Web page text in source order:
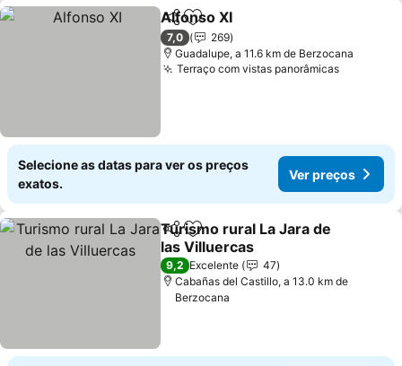
PartilharAdicionar aos favoritos
Alfonso XI
7,0
269
Guadalupe, a 11.6 km de Berzocana
Terraço com vistas panorâmicasVer
Selecione as datas para ver os preços
exatos.
Ver preços
PartilharAdicionar aos favoritos
Turismo rural La Jara de
las Villuercas
Ver preços
9,2 Excelente
47
Cabañas del Castillo, a 13.0 km de
Berzocana